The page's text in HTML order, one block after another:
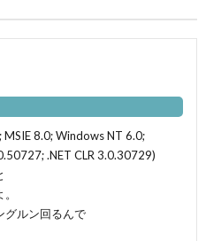
8.0; Windows NT 6.0;
.NET CLR 3.0.30729)
グルン回るんで